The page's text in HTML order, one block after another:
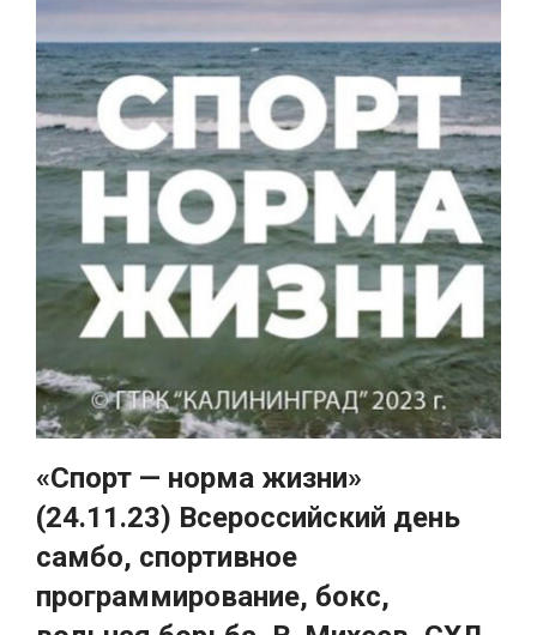
«Спорт — норма жизни»
(24.11.23) Всероссийский день
самбо, спортивное
программирование, бокс,